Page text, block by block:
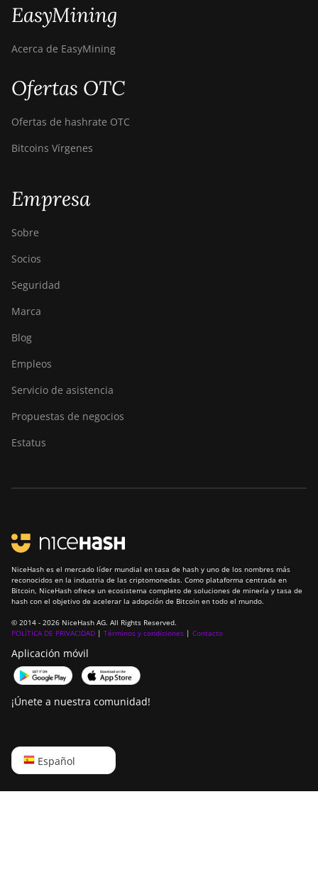
EasyMining
Acerca de EasyMining
Ofertas OTC
Ofertas de hashrate OTC
Bitcoins Vírgenes
Empresa
Sobre
Socios
Seguridad
Marca
Blog
Empleos
Servicio de asistencia
Propuestas de negocios
Estatus
NiceHash es el mercado líder mundial en tasa de hash y uno de los nombres más
reconocidos en la industria de las criptomonedas. Como plataforma centrada en
Bitcoin, NiceHash ofrece un ecosistema completo de soluciones de minería y tasa de
hash con el objetivo de acelerar la adopción de Bitcoin en todo el mundo.
© 2014 - 2026 NiceHash AG. All Rights Reserved.
POLÍTICA DE PRIVACIDAD | Términos y condiciones | Contacto
Aplicación móvil
¡Únete a nuestra comunidad!
Español
English